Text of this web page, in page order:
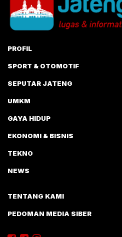
PROFIL
SPORT & OTOMOTIF
SEPUTAR JATENG
UMKM
GAYA HIDUP
EKONOMI & BISNIS
TEKNO
NEWS
TENTANG KAMI
PEDOMAN MEDIA SIBER